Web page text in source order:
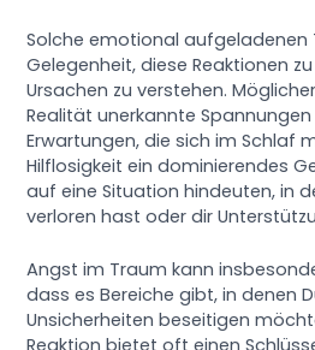
Solche emotional aufgeladenen
Gelegenheit, diese Reaktionen
Ursachen zu verstehen.
Realität unerkannte
Erwartungen, die sich im Schlaf
Hilflosigkeit ein dominierendes
auf eine Situation hindeuten, in
verloren hast oder dir
Angst im Traum kann
dass es Bereiche gibt, in denen
Unsicherheiten beseitigen